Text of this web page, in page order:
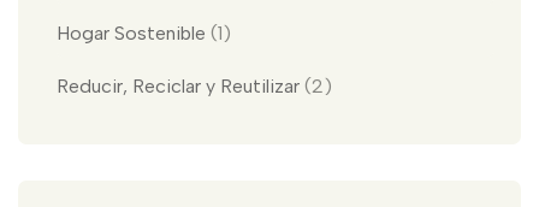
Hogar Sostenible (1)
Reducir, Reciclar y Reutilizar (2)